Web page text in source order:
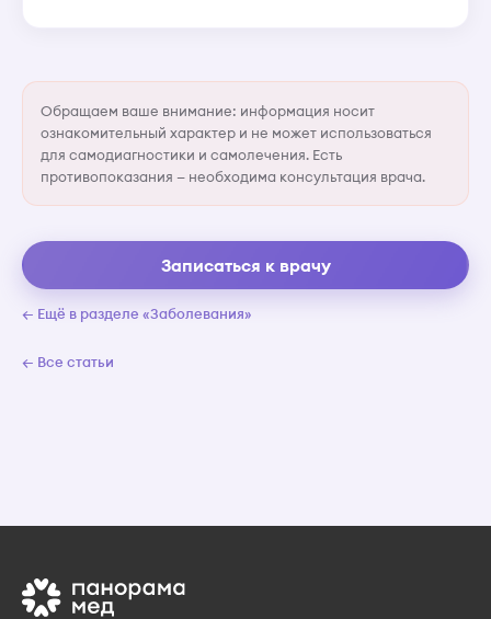
Обращаем ваше внимание: информация носит
ознакомительный характер и не может использоваться
для самодиагностики и самолечения. Есть
противопоказания — необходима консультация врача.
Записаться к врачу
← Ещё в разделе «Заболевания»
← Все статьи